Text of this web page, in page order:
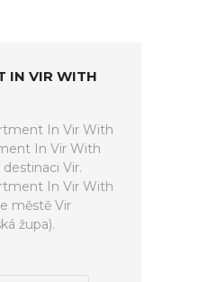
IN VIR WITH
In Vir With
In Vir With
Vir.
In Vir With
městě Vir
župa).